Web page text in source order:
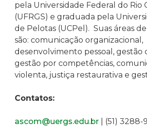
pela Universidade Federal do Rio
(UFRGS) e graduada pela
de Pelotas (UCPel). Suas áreas
são: comunicação organizacional,
desenvolvimento pessoal, gestão
gestão por competências,
violenta, justiça restaurativa e
Contatos:
ascom@uergs.edu.br | (51) 3288-